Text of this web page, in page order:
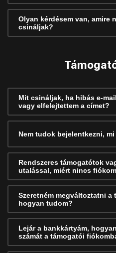
Olyan kérdésem van, amire
csináljak?
Mit csináljak, ha hibás e-
vagy elfelejtettem a címet?
Nem tudok bejelentkezni, mi
Rendszeres támogatótok
utalással, miért nincs
Szeretném megváltoztatni a
hogyan tudom?
Lejár a bankkártyám,
számát a támogatói